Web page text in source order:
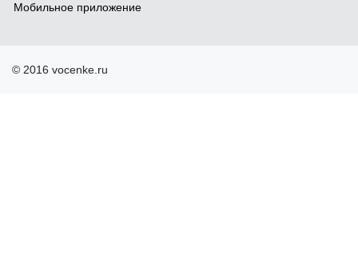
Мобильное приложение
© 2016 vocenke.ru